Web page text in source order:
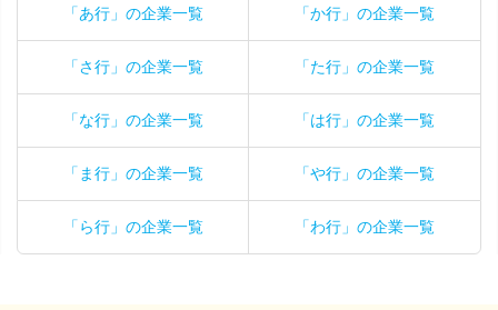
「あ行」の企業一覧 「か行」の企業一覧
「さ行」の企業一覧 「た行」の企業一覧
「な行」の企業一覧 「は行」の企業一覧
「ま行」の企業一覧 「や行」の企業一覧
「ら行」の企業一覧 「わ行」の企業一覧